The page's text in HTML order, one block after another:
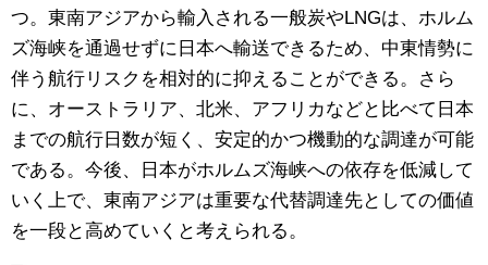
つ。東南アジアから輸入される一般炭やLNGは、ホルム
ズ海峡を通過せずに日本へ輸送できるため、中東情勢に
伴う航行リスクを相対的に抑えることができる。さら
に、オーストラリア、北米、アフリカなどと比べて日本
までの航行日数が短く、安定的かつ機動的な調達が可能
である。今後、日本がホルムズ海峡への依存を低減して
いく上で、東南アジアは重要な代替調達先としての価値
を一段と高めていくと考えられる。